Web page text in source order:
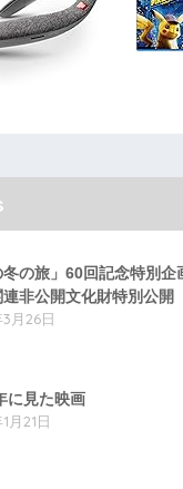
冬の旅」60回記念特別
連非公開文化財特別公開
月26日
に見た映画
月21日